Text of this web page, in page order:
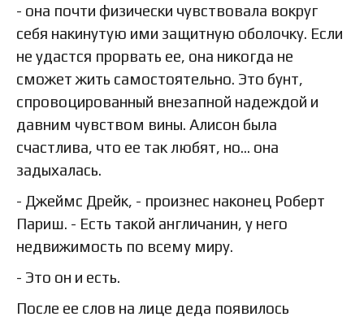
- она почти физически чувствовала вокруг
себя накинутую ими защитную оболочку. Если
не удастся прорвать ее, она никогда не
сможет жить самостоятельно. Это бунт,
спровоцированный внезапной надеждой и
давним чувством вины. Алисон была
счастлива, что ее так любят, но… она
задыхалась.
- Джеймс Дрейк, - произнес наконец Роберт
Париш. - Есть такой англичанин, у него
недвижимость по всему миру.
- Это он и есть.
После ее слов на лице деда появилось